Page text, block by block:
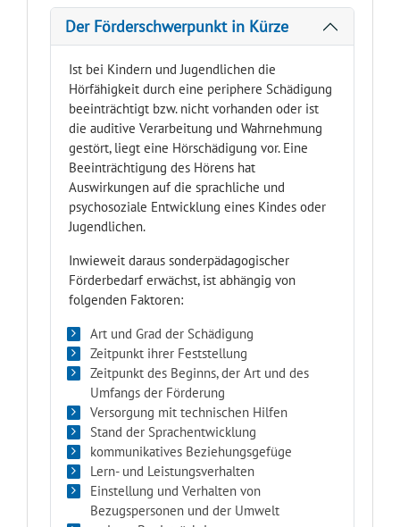
Der Förderschwerpunkt in Kürze
Ist bei Kindern und Jugendlichen die
Hörfähigkeit durch eine periphere Schädigung
beeinträchtigt bzw. nicht vorhanden oder ist
die auditive Verarbeitung und Wahrnehmung
gestört, liegt eine Hörschädigung vor. Eine
Beeinträchtigung des Hörens hat
Auswirkungen auf die sprachliche und
psychosoziale Entwicklung eines Kindes oder
Jugendlichen.
Inwieweit daraus sonderpädagogischer
Förderbedarf erwächst, ist abhängig von
folgenden Faktoren:
Art und Grad der Schädigung
Zeitpunkt ihrer Feststellung
Zeitpunkt des Beginns, der Art und des
Umfangs der Förderung
Versorgung mit technischen Hilfen
Stand der Sprachentwicklung
kommunikatives Beziehungsgefüge
Lern- und Leistungsverhalten
Einstellung und Verhalten von
Bezugspersonen und der Umwelt